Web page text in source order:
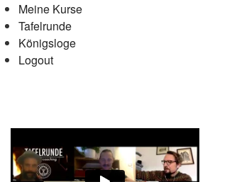
Meine Kurse
Tafelrunde
Königsloge
Logout